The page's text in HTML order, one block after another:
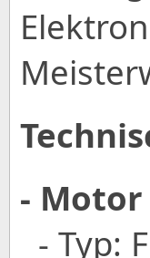
- Motor
- Typ: